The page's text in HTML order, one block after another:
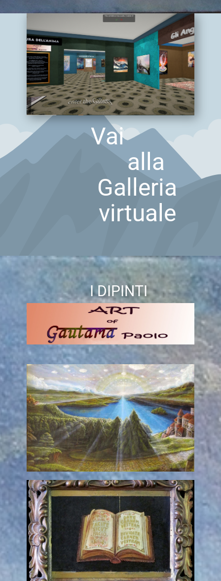
Vai
alla
Galleria
virtuale
I DIPINTI